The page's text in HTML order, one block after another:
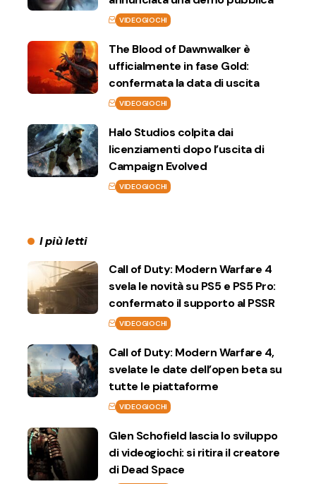
VIDEOGIOCHI
The Blood of Dawnwalker è
ufficialmente in fase Gold:
confermata la data di uscita
VIDEOGIOCHI
Halo Studios colpita dai
licenziamenti dopo l’uscita di
Campaign Evolved
VIDEOGIOCHI
I più letti
Call of Duty: Modern Warfare 4
svela le novità su PS5 e PS5 Pro:
confermato il supporto al PSSR
VIDEOGIOCHI
Call of Duty: Modern Warfare 4,
svelate le date dell’open beta su
tutte le piattaforme
VIDEOGIOCHI
Glen Schofield lascia lo sviluppo
di videogiochi: si ritira il creatore
di Dead Space